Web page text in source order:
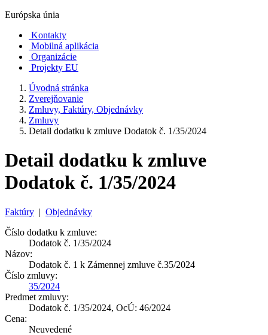
Európska únia
Kontakty
Mobilná aplikácia
Organizácie
Projekty EU
Úvodná stránka
Zverejňovanie
Zmluvy, Faktúry, Objednávky
Zmluvy
Detail dodatku k zmluve Dodatok č. 1/35/2024
Detail dodatku k zmluve
Dodatok č. 1/35/2024
Faktúry | Objednávky
Číslo dodatku k zmluve:
Dodatok č. 1/35/2024
Názov:
Dodatok č. 1 k Zámennej zmluve č.35/2024
Číslo zmluvy:
35/2024
Predmet zmluvy:
Dodatok č. 1/35/2024, OcÚ: 46/2024
Cena:
Neuvedené